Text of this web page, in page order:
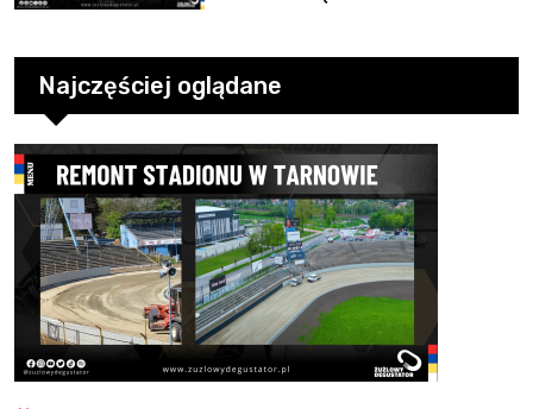
Najczęściej oglądane